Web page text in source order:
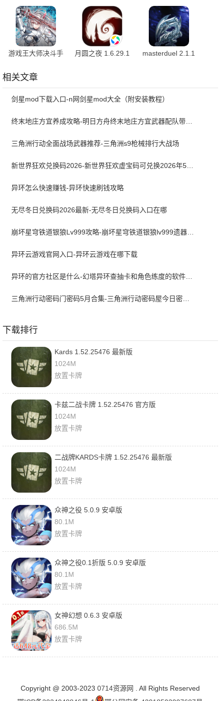
1.52.25476 最新版
最新版
游戏王大师决斗手
月圆之夜 1.6.29.1
masterduel 2.1.1
相关文章
剑星mod下载入口-n网剑星mod大全（附安装教程）
终末地庄方宜养成攻略-明日方舟终末地庄方宜武器配队带什么
三角洲行动全面战场武器推荐-三角洲s9枪械排行大战场
新世界狂欢兑换码2026-新世界狂欢虚宝码可兑换2026年5月最新
异环怎么快速赚钱-异环快速刷钱攻略
无尽冬日兑换码2026最新-无尽冬日兑换码入口在哪
崩坏星穹铁道银狼Lv999攻略-崩坏星穹铁道银狼lv999遗器词条带什么
异环云游戏官网入口-异环云游戏在哪下载
异环的官方社区是什么-幻塔异环查抽卡和角色练度的软件叫什么
三角洲行动密码门密码5月合集-三角洲行动密码屋今日密码大全2026最新5月
下载排行
Kards 1.52.25476 最新版
1024M
放置卡牌
卡兹二战卡牌 1.52.25476 官方版
1024M
放置卡牌
二战牌KARDS卡牌 1.52.25476 最新版
1024M
放置卡牌
众神之役 5.0.9 安卓版
80.1M
放置卡牌
众神之役0.1折版 5.0.9 安卓版
80.1M
放置卡牌
女神幻想 0.6.3 安卓版
686.5M
放置卡牌
Copyright @ 2003-2023 0714资源网 . All Rights Reserved